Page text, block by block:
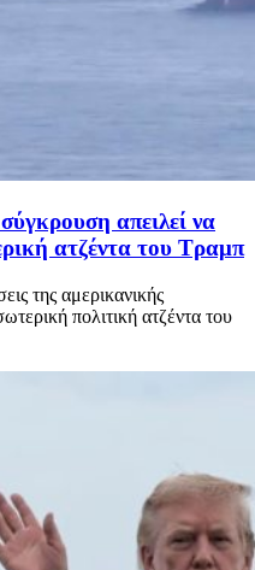
απειλεί να
ατζέντα του Τραμπ
της αμερικανικής
πολιτική ατζέντα του